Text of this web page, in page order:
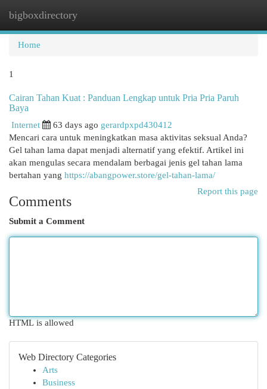
bigboxdirectory
Home
1
Cairan Tahan Kuat : Panduan Lengkap untuk Pria Pria Paruh
Baya
Internet 63 days ago gerardpxpd430412
Mencari cara untuk meningkatkan masa aktivitas seksual Anda?
Gel tahan lama dapat menjadi alternatif yang efektif. Artikel ini
akan mengulas secara mendalam berbagai jenis gel tahan lama
bertahan yang https://abangpower.store/gel-tahan-lama/
Report this page
Comments
Submit a Comment
HTML is allowed
Web Directory Categories
Arts
Business